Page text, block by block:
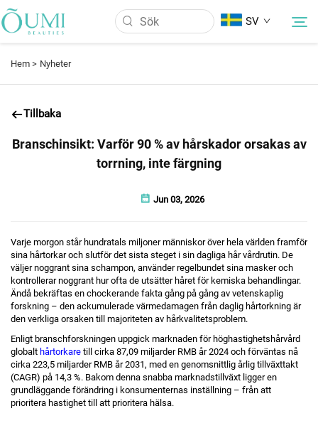
SV
Produkter
FAQ
Kontakta Oss
Hem > Nyheter
Tillbaka
Branschinsikt: Varför 90 % av hårskador orsakas av
torrning, inte färgning
Jun 03, 2026
Varje morgon står hundratals miljoner människor över hela världen framför
sina hårtorkar och slutför det sista steget i sin dagliga hår vårdrutin. De
väljer noggrant sina schampon, använder regelbundet sina masker och
kontrollerar noggrant hur ofta de utsätter håret för kemiska behandlingar.
Ändå bekräftas en chockerande fakta gång på gång av vetenskaplig
forskning – den ackumulerade värmedamagen från daglig hårtorkning är
den verkliga orsaken till majoriteten av hårkvalitetsproblem.
Enligt branschforskningen uppgick marknaden för höghastighetshårvård
globalt hårtorkare till cirka 87,09 miljarder RMB år 2024 och förväntas nå
cirka 223,5 miljarder RMB år 2031, med en genomsnittlig årlig tillväxttakt
(CAGR) på 14,3 %. Bakom denna snabba marknadstillväxt ligger en
grundläggande förändring i konsumenternas inställning – från att
prioritera hastighet till att prioritera hälsa.